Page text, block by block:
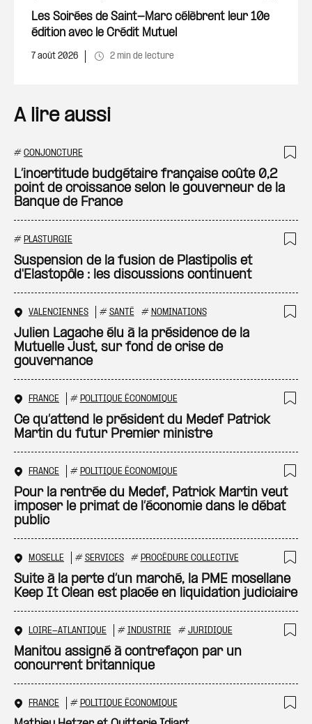
Les Soirées de Saint-Marc célèbrent leur 10e
édition avec le Crédit Mutuel
7 août 2026 2 min de lecture
A lire aussi
# CONJONCTURE
L’incertitude budgétaire française coûte 0,2
point de croissance selon le gouverneur de la
Banque de France
# PLASTURGIE
Suspension de la fusion de Plastipolis et
d'Elastopôle : les discussions continuent
VALENCIENNES # SANTÉ # NOMINATIONS
Julien Lagache élu à la présidence de la
Mutuelle Just, sur fond de crise de
gouvernance
FRANCE # POLITIQUE ÉCONOMIQUE
Ce qu’attend le président du Medef Patrick
Martin du futur Premier ministre
FRANCE # POLITIQUE ÉCONOMIQUE
Pour la rentrée du Medef, Patrick Martin veut
imposer le primat de l’économie dans le débat
public
MOSELLE # SERVICES # PROCÉDURE COLLECTIVE
Suite à la perte d’un marché, la PME mosellane
Keep It Clean est placée en liquidation judiciaire
LOIRE-ATLANTIQUE # INDUSTRIE # JURIDIQUE
Manitou assigné à contrefaçon par un
concurrent britannique
FRANCE # POLITIQUE ÉCONOMIQUE